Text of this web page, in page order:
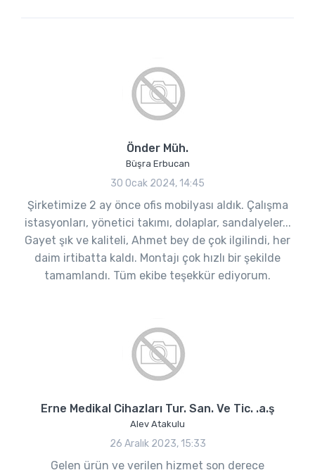
Önder Müh.
Büşra Erbucan
30 Ocak 2024, 14:45
Şirketimize 2 ay önce ofis mobilyası aldık. Çalışma
istasyonları, yönetici takımı, dolaplar, sandalyeler...
Gayet şık ve kaliteli, Ahmet bey de çok ilgilindi, her
daim irtibatta kaldı. Montajı çok hızlı bir şekilde
tamamlandı. Tüm ekibe teşekkür ediyorum.
Erne Medikal Cihazları Tur. San. Ve Tic. .a.ş
Alev Atakulu
26 Aralık 2023, 15:33
Gelen ürün ve verilen hizmet son derece